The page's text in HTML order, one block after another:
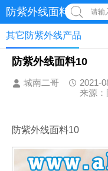
防紫外线面料网 请输
其它防紫外线产品
防紫外线面料10
城南二哥
2021-
来源：
防紫外线面料10